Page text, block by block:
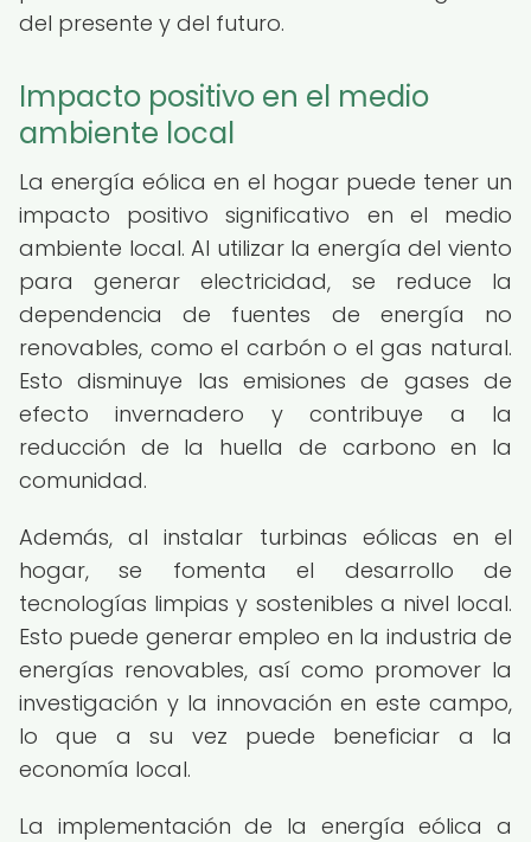
del presente y del futuro.
Impacto positivo en el medio
ambiente local
La energía eólica en el hogar puede tener un
impacto positivo significativo en el medio
ambiente local. Al utilizar la energía del viento
para generar electricidad, se reduce la
dependencia de fuentes de energía no
renovables, como el carbón o el gas natural.
Esto disminuye las emisiones de gases de
efecto invernadero y contribuye a la
reducción de la huella de carbono en la
comunidad.
Además, al instalar turbinas eólicas en el
hogar, se fomenta el desarrollo de
tecnologías limpias y sostenibles a nivel local.
Esto puede generar empleo en la industria de
energías renovables, así como promover la
investigación y la innovación en este campo,
lo que a su vez puede beneficiar a la
economía local.
La implementación de la energía eólica a